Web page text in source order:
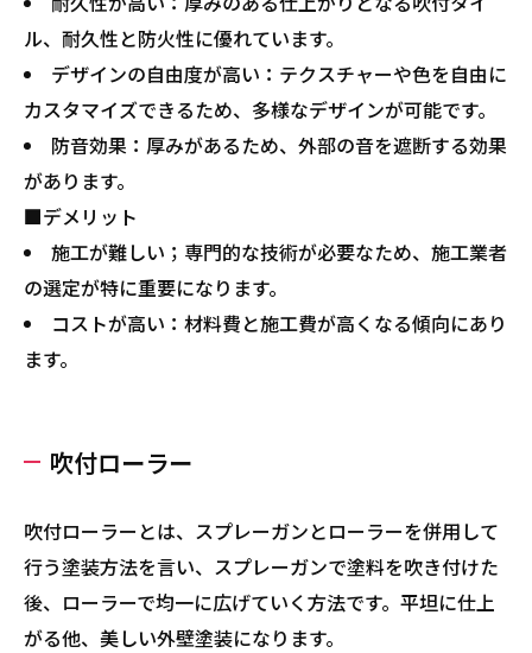
ル、耐久性と防火性に優れています。
デザインの自由度が高い：テクスチャーや色を自由に
カスタマイズできるため、多様なデザインが可能です。
防音効果：厚みがあるため、外部の音を遮断する効果
があります。
■デメリット
施工が難しい；専門的な技術が必要なため、施工業者
の選定が特に重要になります。
コストが高い：材料費と施工費が高くなる傾向にあり
ます。
吹付ローラー
吹付ローラーとは、スプレーガンとローラーを併用して
行う塗装方法を言い、スプレーガンで塗料を吹き付けた
後、ローラーで均一に広げていく方法です。平坦に仕上
がる他、美しい外壁塗装になります。